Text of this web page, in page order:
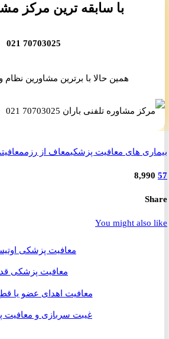
با سابقه ترین مرکز
70703025 021
همین حالا با برترین مشاورین نظام
های معافیت پزشکی معاف از رزم معافیت
You might
معافیت پزشکی اوتیسم
معافیت پزشکی قد
معافیت اهدای عضو یا قطع
غیبت سربازی و معافیت